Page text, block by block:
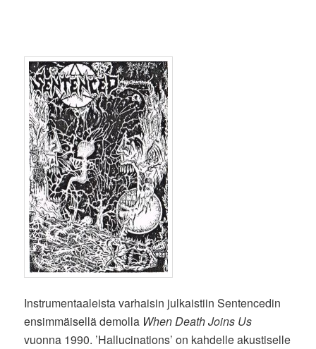
Instrumentaaleista varhaisin julkaistiin Sentencedin
ensimmäisellä demolla When Death Joins Us
vuonna 1990. ’Hallucinations’ on kahdelle akustiselle